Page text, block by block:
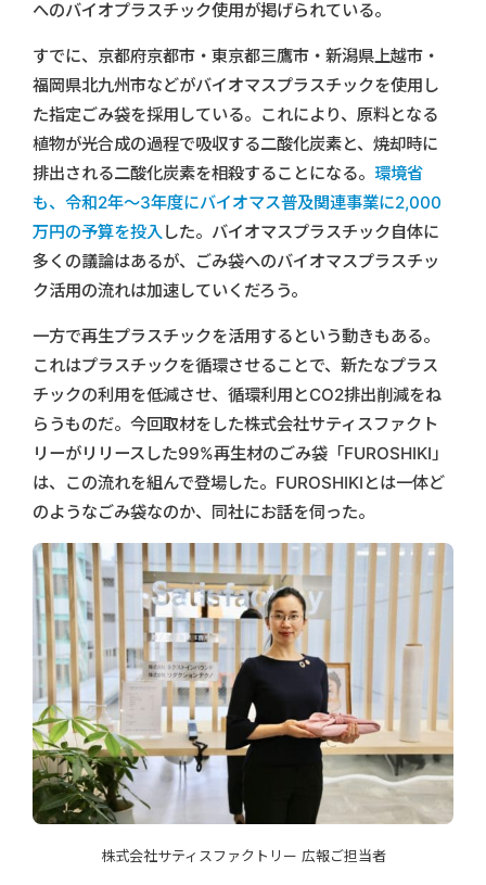
へのバイオプラスチック使用が掲げられている。
すでに、京都府京都市・東京都三鷹市・新潟県上越市・
福岡県北九州市などがバイオマスプラスチックを使用し
た指定ごみ袋を採用している。これにより、原料となる
植物が光合成の過程で吸収する二酸化炭素と、焼却時に
排出される二酸化炭素を相殺することになる。 環境省
も、令和2年〜3年度にバイオマス普及関連事業に2,000
万円の予算を投入した。バイオマスプラスチック自体に
多くの議論はあるが、ごみ袋へのバイオマスプラスチッ
ク活用の流れは加速していくだろう。
一方で再生プラスチックを活用するという動きもある。
これはプラスチックを循環させることで、新たなプラス
チックの利用を低減させ、循環利用とCO2排出削減をね
らうものだ。今回取材をした株式会社サティスファクト
リーがリリースした99%再生材のごみ袋「FUROSHIKI」
は、この流れを組んで登場した。FUROSHIKIとは一体ど
のようなごみ袋なのか、同社にお話を伺った。
株式会社サティスファクトリー 広報ご担当者